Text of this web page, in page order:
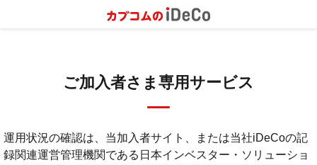
ご加入者さま専用サービス
運用状況の確認は、当加入者サイト、または当社iDeCoの記
録関連運営管理機関である日本インベスター・ソリューショ